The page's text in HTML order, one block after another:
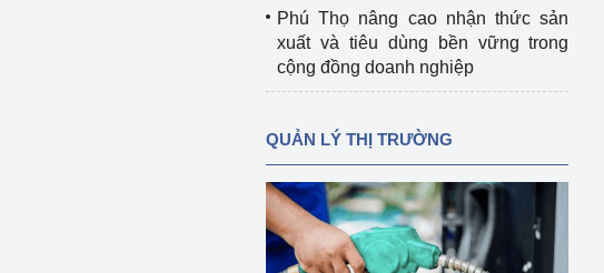
Phú Thọ nâng cao nhận thức sản
xuất và tiêu dùng bền vững trong
cộng đồng doanh nghiệp
QUẢN LÝ THỊ TRƯỜNG